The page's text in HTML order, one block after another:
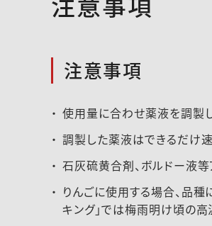
注意事項
使用量に合わせ薬液を調製し
調製した薬液はできるだけ速
石灰硫黄合剤、ボルドー液
りんごに使用する場合、品
キング」では梅雨明け頃の